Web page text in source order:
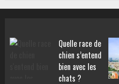
Quelle race de
chien s’entend
bien avec les
chats ?